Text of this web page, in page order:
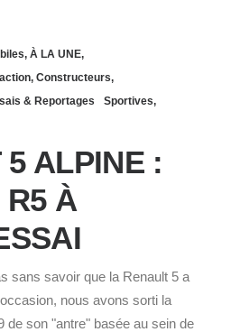
, À LA UNE,
, Constructeurs,
& Reportages Sportives,
5 ALPINE :
R5 À
sans savoir que la Renault 5 a
nous avons sorti la
de son "antre" basée au sein de